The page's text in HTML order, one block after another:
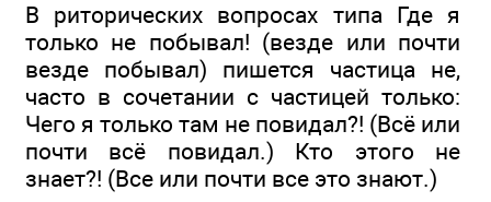
В риторических вопросах типа Где я
только не побывал! (везде или почти
везде побывал) пишется частица не,
часто в сочетании с частицей только:
Чего я только там не повидал?! (Всё или
почти всё повидал.) Кто этого не
знает?! (Все или почти все это знают.)